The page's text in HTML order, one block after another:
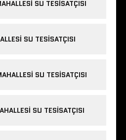
SU TESISATÇISI
SU TESISATÇISI
SU TESISATÇISI
SU TESISATÇISI